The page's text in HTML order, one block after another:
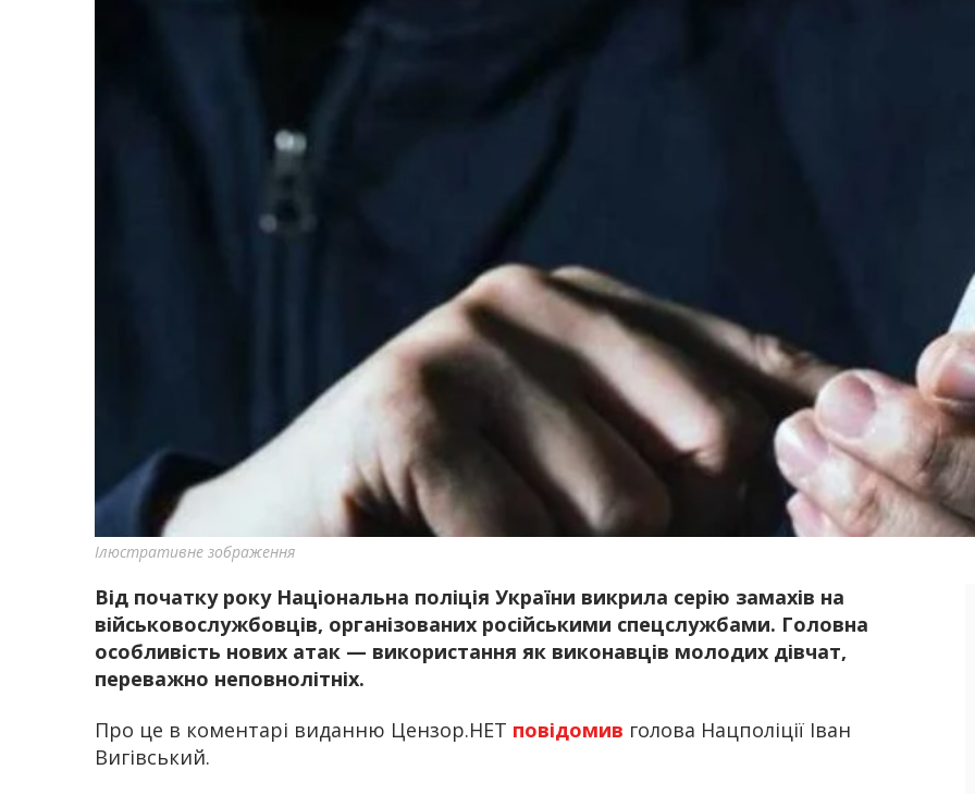
Ілюстративне зображення
Від початку року Національна поліція України викрила серію замахів на
військовослужбовців, організованих російськими спецслужбами. Головна
особливість нових атак — використання як виконавців молодих дівчат,
переважно неповнолітніх.
Про це в коментарі виданню Цензор.НЕТ повідомив голова Нацполіції Іван
Вигівський.